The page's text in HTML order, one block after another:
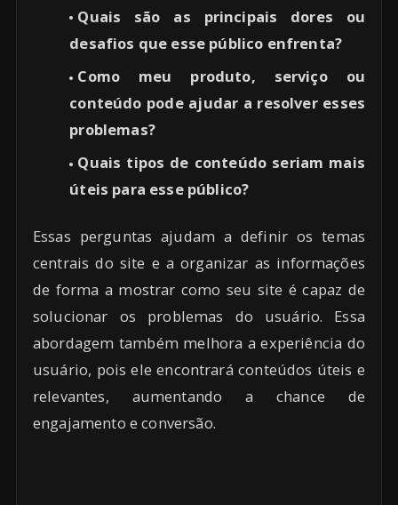
Quais são as principais dores ou
desafios que esse público enfrenta?
Como meu produto, serviço ou
conteúdo pode ajudar a resolver esses
problemas?
Quais tipos de conteúdo seriam mais
úteis para esse público?
Essas perguntas ajudam a definir os temas
centrais do site e a organizar as informações
de forma a mostrar como seu site é capaz de
solucionar os problemas do usuário. Essa
abordagem também melhora a experiência do
usuário, pois ele encontrará conteúdos úteis e
relevantes, aumentando a chance de
engajamento e conversão.